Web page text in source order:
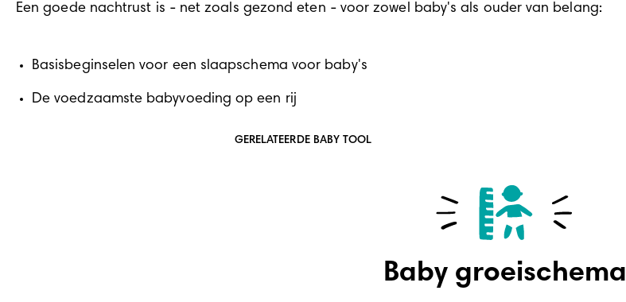
Een goede nachtrust is - net zoals gezond eten - voor zowel baby's als ouder van belang:
Basisbeginselen voor een slaapschema voor baby's
De voedzaamste babyvoeding op een rij
GERELATEERDE BABY TOOL
Baby groeischema